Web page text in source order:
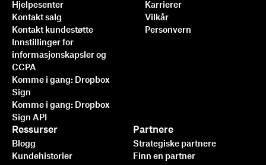
Dropbox Sign virksomheten
sin i 2025
Les mer
Hjelpesenter
Kontakt salg
Kontakt kundestøtte
Innstillinger for
informasjonskapsler og
CCPA
Komme i gang: Dropbox
Sign
Komme i gang: Dropbox
Sign API
Ressurser
Blogg
Kundehistorier
Partnere
Strategiske partnere
Finn en partner
Karrierer
Vilkår
Personvern